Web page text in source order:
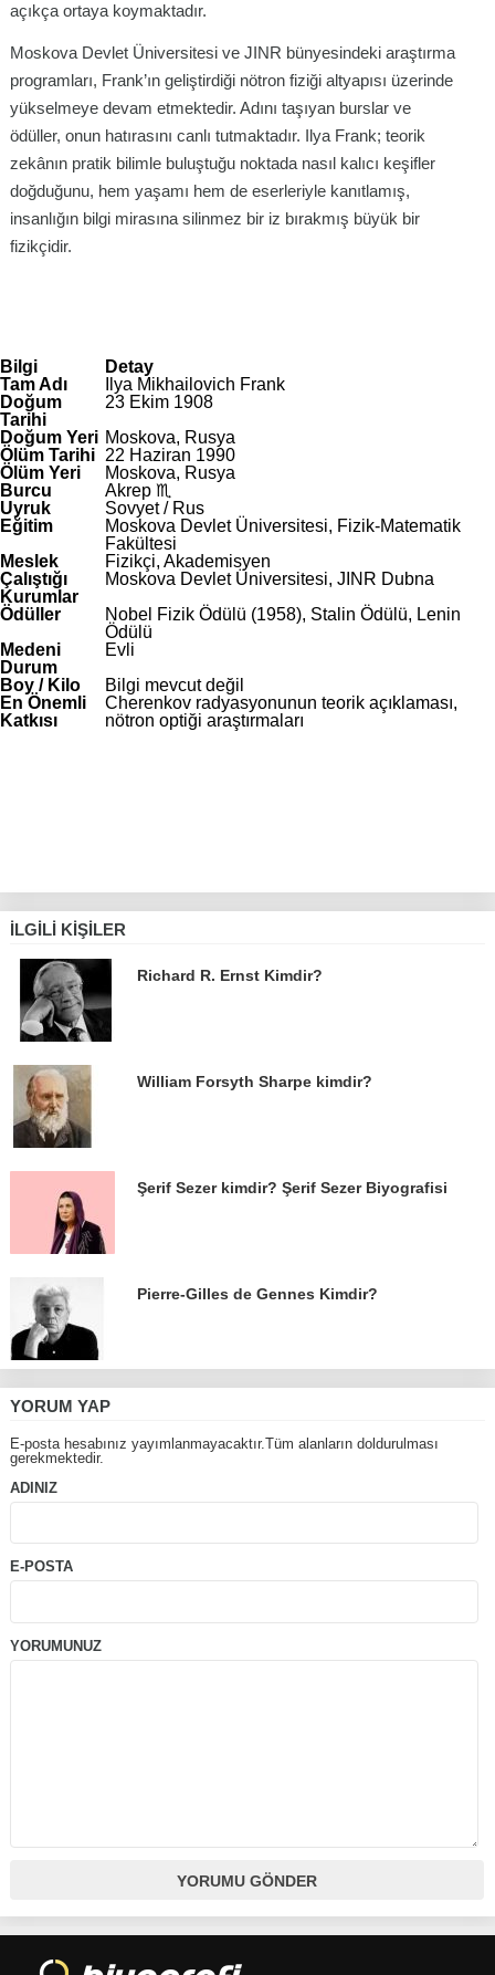
açıkça ortaya koymaktadır.
Moskova Devlet Üniversitesi ve JINR bünyesindeki araştırma
programları, Frank’ın geliştirdiği nötron fiziği altyapısı üzerinde
yükselmeye devam etmektedir. Adını taşıyan burslar ve
ödüller, onun hatırasını canlı tutmaktadır. Ilya Frank; teorik
zekânın pratik bilimle buluştuğu noktada nasıl kalıcı keşifler
doğduğunu, hem yaşamı hem de eserleriyle kanıtlamış,
insanlığın bilgi mirasına silinmez bir iz bırakmış büyük bir
fizikçidir.
Bilgi
Detay
Tam Adı
Ilya Mikhailovich Frank
Doğum
Tarihi
23 Ekim 1908
Doğum Yeri Moskova, Rusya
Ölüm Tarihi 22 Haziran 1990
Ölüm Yeri
Moskova, Rusya
Burcu
Akrep ♏
Uyruk
Sovyet / Rus
Eğitim
Moskova Devlet Üniversitesi, Fizik-Matematik
Fakültesi
Meslek
Fizikçi, Akademisyen
Çalıştığı
Kurumlar
Moskova Devlet Üniversitesi, JINR Dubna
Ödüller
Nobel Fizik Ödülü (1958), Stalin Ödülü, Lenin
Ödülü
Medeni
Durum
Evli
Boy / Kilo
Bilgi mevcut değil
En Önemli
Katkısı
Cherenkov radyasyonunun teorik açıklaması,
nötron optiği araştırmaları
İLGILI KIŞILER
Richard R. Ernst Kimdir?
William Forsyth Sharpe kimdir?
Şerif Sezer kimdir? Şerif Sezer Biyografisi
Pierre-Gilles de Gennes Kimdir?
YORUM YAP
E-posta hesabınız yayımlanmayacaktır.Tüm alanların doldurulması
gerekmektedir.
ADINIZ
E-POSTA
YORUMUNUZ